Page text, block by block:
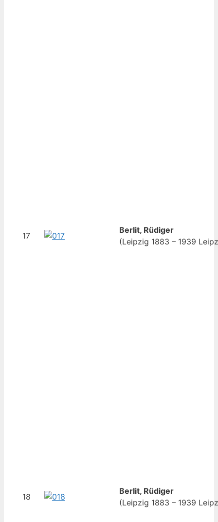
17
Berlit, Rüdiger
(Leipzig 1883 – 1939
18
Berlit, Rüdiger
(Leipzig 1883 – 1939